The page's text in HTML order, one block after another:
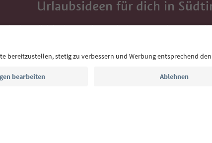
Urlaubsideen für dich in
Mit der Südtirol-Newsletter bekommst du
Postfach.